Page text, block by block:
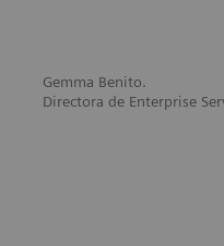
Gemma Benito.
Directora de Enterprise